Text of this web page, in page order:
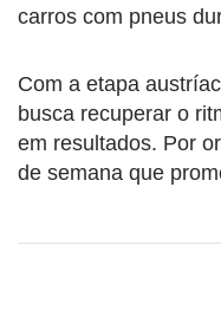
carros com pneus
Com a etapa
busca recuperar o
em resultados. Por
de semana que